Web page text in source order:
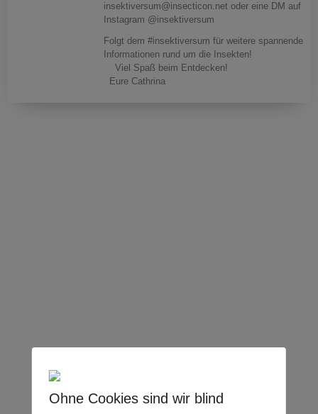
insektiversum@insecticon.net oder eine DM auf
Instagram @insektiversum
Folgt dem #insektiversum für weitere spannende
Informationen rund um die Insekten!
Viel Spaß beim Entdecken!
Eure Cathrina
Ohne Cookies sind wir blind